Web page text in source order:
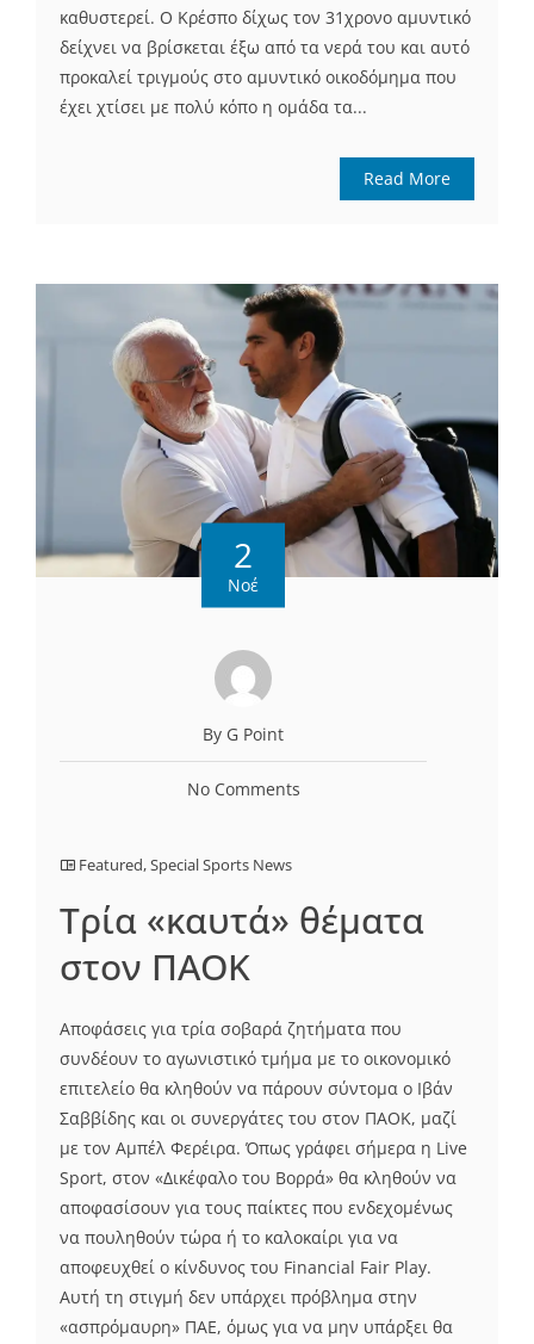
καθυστερεί. Ο Κρέσπο δίχως τον 31χρονο αμυντικό
δείχνει να βρίσκεται έξω από τα νερά του και αυτό
προκαλεί τριγμούς στο αμυντικό οικοδόμημα που
έχει χτίσει με πολύ κόπο η ομάδα τα...
Read More
2
Νοέ
By G Point
No Comments
Featured,Special Sports News
Τρία «καυτά» θέματα
στον ΠΑΟΚ
Αποφάσεις για τρία σοβαρά ζητήματα που
συνδέουν το αγωνιστικό τμήμα με το οικονομικό
επιτελείο θα κληθούν να πάρουν σύντομα ο Ιβάν
Σαββίδης και οι συνεργάτες του στον ΠΑΟΚ, μαζί
με τον Αμπέλ Φερέιρα. Όπως γράφει σήμερα η Live
Sport, στον «Δικέφαλο του Βορρά» θα κληθούν να
αποφασίσουν για τους παίκτες που ενδεχομένως
να πουληθούν τώρα ή το καλοκαίρι για να
αποφευχθεί ο κίνδυνος του Financial Fair Play.
Αυτή τη στιγμή δεν υπάρχει πρόβλημα στην
«ασπρόμαυρη» ΠΑΕ, όμως για να μην υπάρξει θα